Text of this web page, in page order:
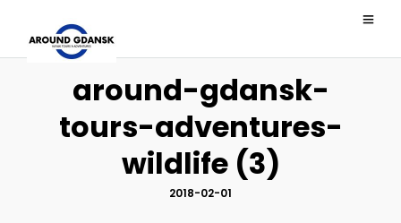
around-gdansk-
tours-adventures-
wildlife (3)
2018-02-01